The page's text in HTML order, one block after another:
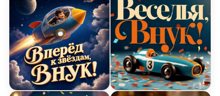
Открытка с Днем Рождения с космическим
Открытка с Днем